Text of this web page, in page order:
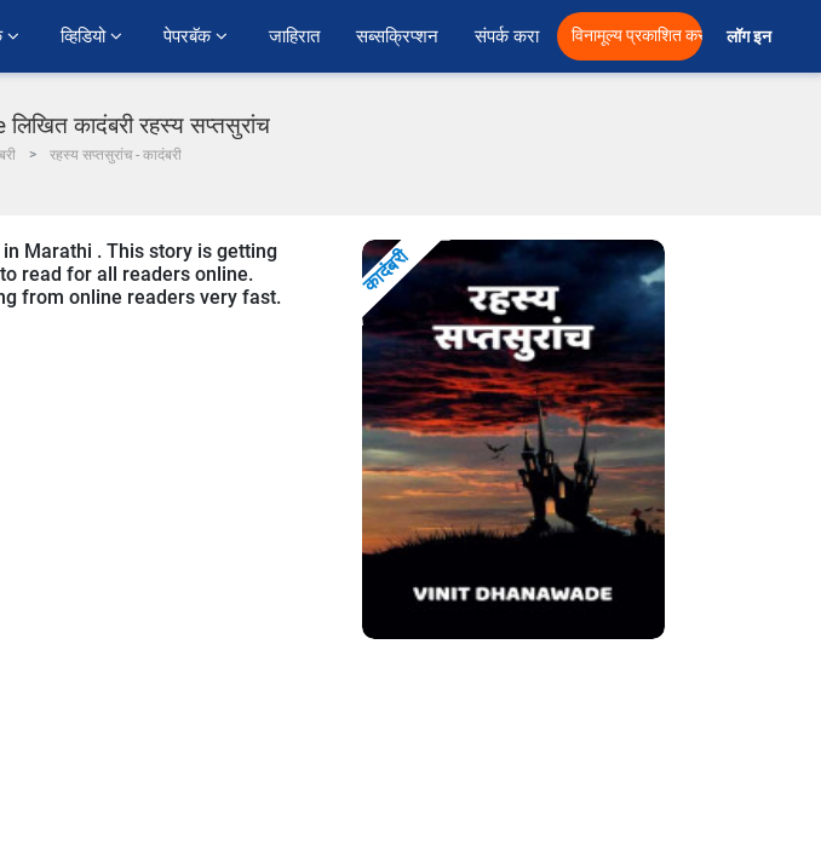
व्हिडियो पेपरबॅक जाहिरात सब्सक्रिप्शन संपर्क करा विनामूल्य प्रकाशित करा लॉग इन
कादंबरी रहस्य सप्तसुरांच
रहस्य सप्तसुरांच - कादंबरी
Marathi . This story is getting
read for all readers online.
from online readers very fast.
कादंबरी